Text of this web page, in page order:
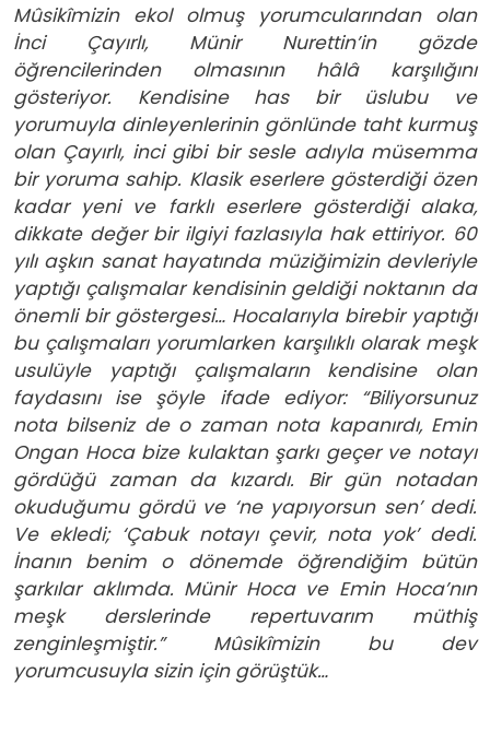
Mûsikîmizin ekol olmuş yorumcularından olan
İnci Çayırlı, Münir Nurettin’in gözde
öğrencilerinden olmasının hâlâ karşılığını
gösteriyor. Kendisine has bir üslubu ve
yorumuyla dinleyenlerinin gönlünde taht kurmuş
olan Çayırlı, inci gibi bir sesle adıyla müsemma
bir yoruma sahip. Klasik eserlere gösterdiği özen
kadar yeni ve farklı eserlere gösterdiği alaka,
dikkate değer bir ilgiyi fazlasıyla hak ettiriyor. 60
yılı aşkın sanat hayatında müziğimizin devleriyle
yaptığı çalışmalar kendisinin geldiği noktanın da
önemli bir göstergesi… Hocalarıyla birebir yaptığı
bu çalışmaları yorumlarken karşılıklı olarak meşk
usulüyle yaptığı çalışmaların kendisine olan
faydasını ise şöyle ifade ediyor: “Biliyorsunuz
nota bilseniz de o zaman nota kapanırdı, Emin
Ongan Hoca bize kulaktan şarkı geçer ve notayı
gördüğü zaman da kızardı. Bir gün notadan
okuduğumu gördü ve ‘ne yapıyorsun sen’ dedi.
Ve ekledi; ‘Çabuk notayı çevir, nota yok’ dedi.
İnanın benim o dönemde öğrendiğim bütün
şarkılar aklımda. Münir Hoca ve Emin Hoca’nın
meşk derslerinde repertuvarım müthiş
zenginleşmiştir.” Mûsikîmizin bu dev
yorumcusuyla sizin için görüştük…